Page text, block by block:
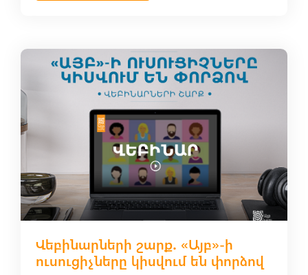
Վեբինարների շարք․ «Այբ»-ի
ուսուցիչները կիսվում են փորձով